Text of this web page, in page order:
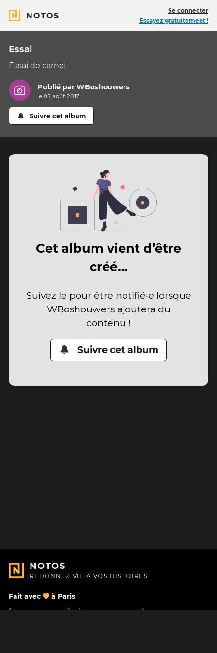
NOTOS
Se connecter
Essayez gratuitement !
Essai
Essai de carnet
Publié parWBoshouwers
le 05 août 2017
Suivre cet album
Cet album vient d’être
créé…
Suivez le pour être notifié·e lorsque
WBoshouwers ajoutera du
contenu !
Suivre cet album
NOTOS
REDONNEZ VIE À VOS HISTOIRES
Fait avec à Paris